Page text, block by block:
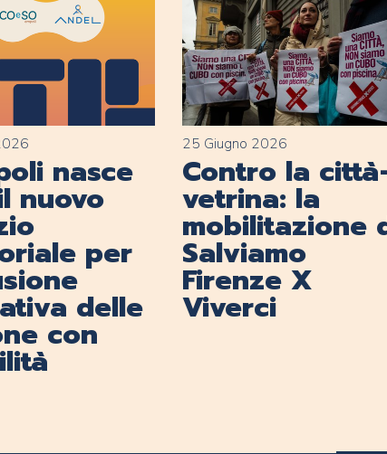
nasce
nuovo
per
delle
con
25 Giugno 2026
Contro la
vetrina: la
mobilitazione
Salviamo
Firenze X
Viverci